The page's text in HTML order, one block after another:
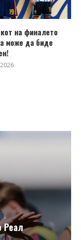
на финалето
може да биде
Реал